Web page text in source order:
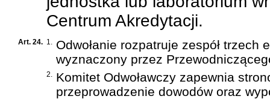
Centrum Akredytacji.
Art. 24. 1. Odwołanie rozpatruje zespół trzech
wyznaczony przez
2. Komitet Odwoławczy zapewnia
przeprowadzenie dowodów oraz